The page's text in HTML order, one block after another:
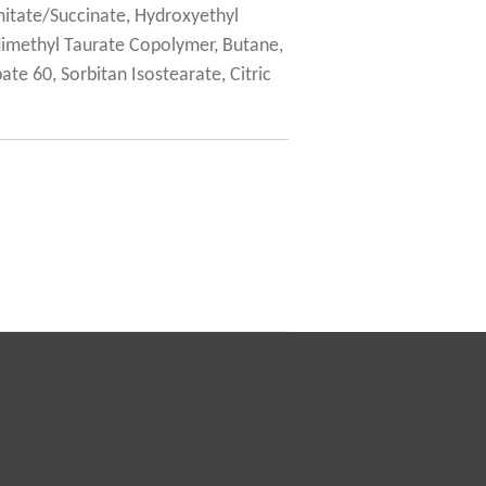
Succinate, Hydroxyethyl
Taurate Copolymer, Butane,
60, Sorbitan Isostearate, Citric